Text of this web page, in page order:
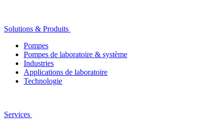
Solutions & Produits
Pompes
Pompes de laboratoire & système
Industries
Applications de laboratoire
Technologie
Services